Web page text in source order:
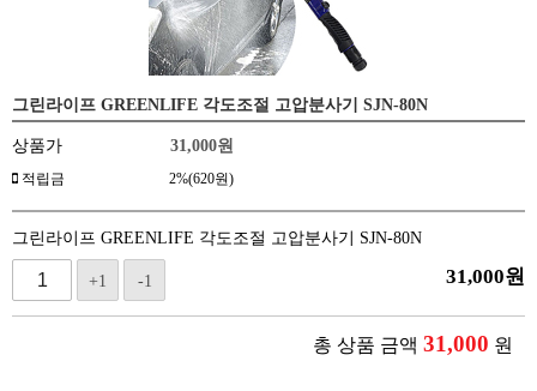
그린라이프 GREENLIFE 각도조절 고압분사기 SJN-80N
상품가 31,000원
적립금 2%(620원)
그린라이프 GREENLIFE 각도조절 고압분사기 SJN-80N
+1 -1 31,000원
총 상품 금액 31,000 원